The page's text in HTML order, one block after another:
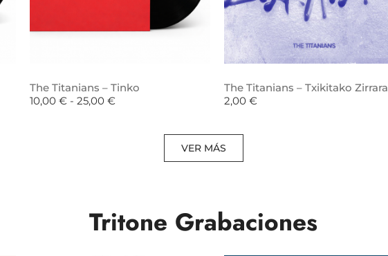
The Titanians – Tinko
10,00 € - 25,00 €
The Titanians – Txikitako Zirrara
2,00 €
VER MÁS
Tritone Grabaciones